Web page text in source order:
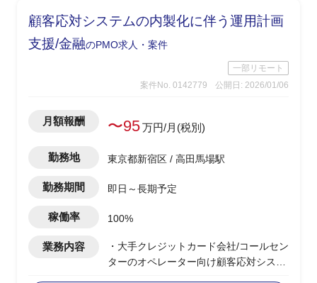
顧客応対システムの内製化に伴う運用計画
支援/金融のPMO求人・案件
一部リモート
案件No. 0142779
公開日: 2026/01/06
月額報酬 〜95万円/月(税別)
勤務地 東京都新宿区 / 高田馬場駅
勤務期間 即日～長期予定
稼働率 100%
業務内容
・大手クレジットカード会社/コールセン
ターのオペレーター向け顧客応対システ